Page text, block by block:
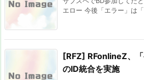
エロー 今後「エラー」は
[RFZ] RFonlineZ、
のID統合を実施